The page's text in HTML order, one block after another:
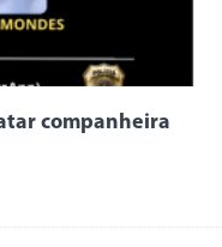
companheira